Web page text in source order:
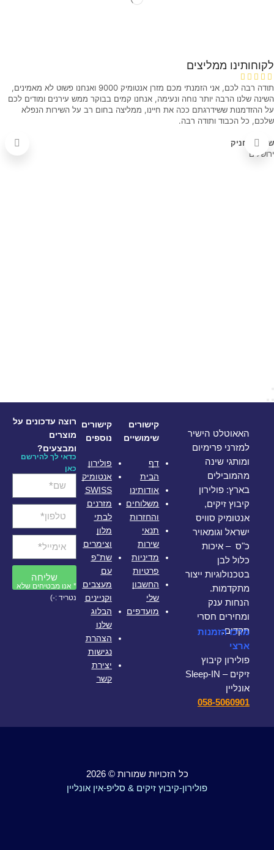
לקוחותינו ממליצים
תודה רבה לכם, אני הזמנתי מכם מזרן אנטומיק 9000 ואנחנו פשוט לא מאמינים,
השינה שלנו הרבה יותר נוחה ונעימה, אנחנו קמים בבוקר ממש עירנים ומודים לכם
על ההזדמנות ששידרגתם ככה את חיינו, ממליצה בחום רב על השירות הנפלא
שלכם, כל הכבוד ותודה רבה.
שושי בוחניק
ירושלים
האאוטלט הישיר
למזרני פרימיום
ומותגי שינה
מהמובילים
בארץ: פולירון
קיבוץ זיקים,
אנטומיק סוויס
ישראל וגומאויר
כ"ס – איכות
כלול לבן
בטכנולוגיות ייצור
מתקדמות.
הנחות ענק
ומחירים חסרי
תקדים.
מרכז הזמנות
ארצי
פולירון קיבוץ
זיקים – Sleep-IN
אונליין
058-5060901
קישורים
שימושיים
דף
הבית
אודותינו
משלוחים
והחזרות
תנאי
שירות
מדיניות
פרטיות
החשבון
שלי
מועדפים
קישורים
נוספים
פולירון
אנטומיק
SWISS
מזרנים
לבתי
מלון
וצימרים
שת"פ
עם
מעצבים
וקניינים
הבלוג
שלנו
הצהרת
נגישות
יצירת
קשר
רוצה עדכונים על
מוצרים
ומבצעים?
כדאי לך להירשם
כאן
שליחה
* אנו מבטיחים שלא
נטריד :-)
כל הזכויות שמורות © 2026
פולירון-קיבוץ זיקים & סליפ-אין אונליין